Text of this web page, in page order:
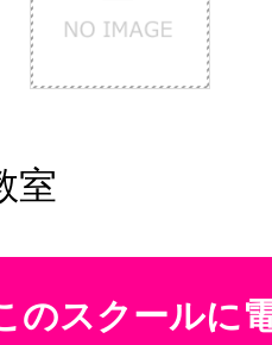
駅・路線か
室
のスクールに